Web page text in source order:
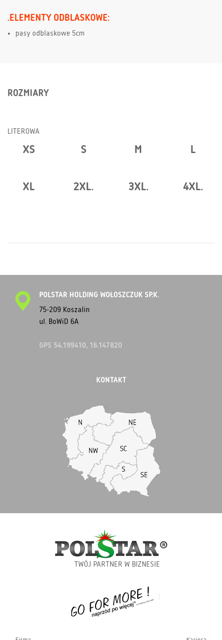
.ELEMENTY ODBLASKOWE:
pasy odblaskowe 5cm
ROZMIARY
LITEROWA
XS S M L
XL 2XL. 3XL. 4XL.
POLSTAR HOLDING WOŁOSZCZUK SP.K.
75-209 Koszalin
ul. BoWiD 6A
GPS 54.199410, 16.147820
KONTAKT
TWÓJ PARTNER W BIZNESIE